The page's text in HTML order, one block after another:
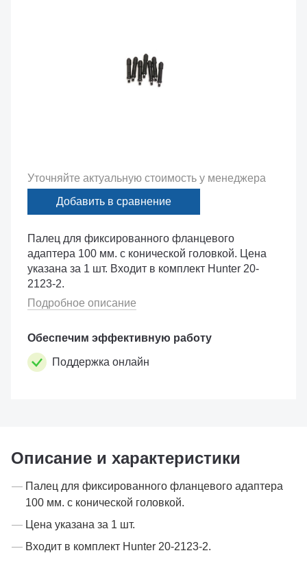
Палец для фиксированного фланцевого
адаптера 100 мм. с конической головкой. Цена
указана за 1 шт. Входит в комплект Hunter 20-
2123-2.
Подробное описание
Обеспечим эффективную работу
Поддержка онлайн
Уточняйте актуальную стоимость у менеджера
Добавить в сравнение
Описание и характеристики
Палец для фиксированного фланцевого адаптера
100 мм. с конической головкой.
Цена указана за 1 шт.
Входит в комплект Hunter 20-2123-2.